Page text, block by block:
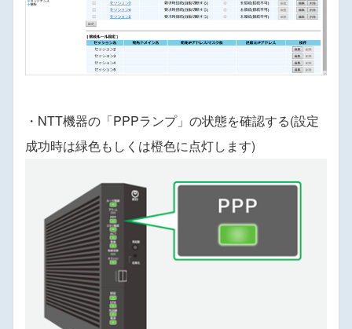
・NTT機器の「PPPランプ」の状態を確認する(設定
成功時は緑色もしくは橙色に点灯します)